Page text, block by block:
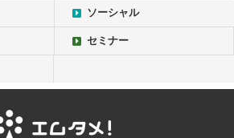
ソーシャル
セミナー